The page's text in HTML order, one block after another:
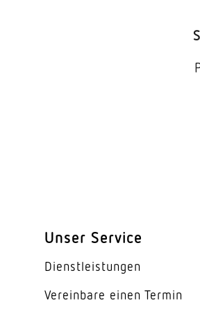
Unser Service
Dienst­leis­tungen
Vereinbare einen Termin